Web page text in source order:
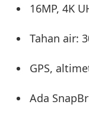
16MP, 4K
Tahan air:
GPS,
Ada